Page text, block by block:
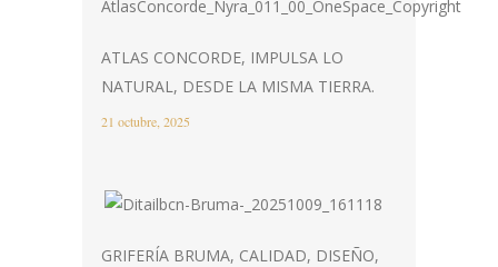
ATLAS CONCORDE, IMPULSA LO
NATURAL, DESDE LA MISMA TIERRA.
21 octubre, 2025
GRIFERÍA BRUMA, CALIDAD, DISEÑO,